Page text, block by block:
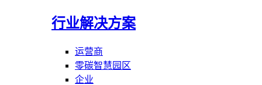
行业解决方案
运营商
零碳智慧园区
企业